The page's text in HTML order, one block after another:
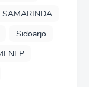
SAMARINDA
Sidoarjo